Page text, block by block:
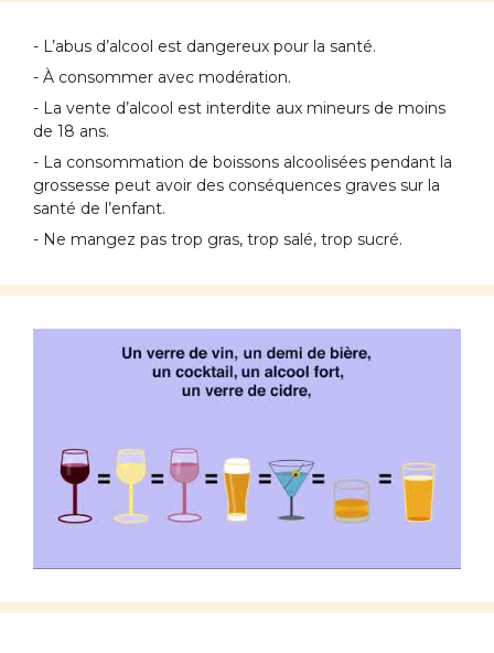
- L’abus d’alcool est dangereux pour la santé.
- À consommer avec modération.
- La vente d’alcool est interdite aux mineurs de moins
de 18 ans.
- La consommation de boissons alcoolisées pendant la
grossesse peut avoir des conséquences graves sur la
santé de l’enfant.
- Ne mangez pas trop gras, trop salé, trop sucré.